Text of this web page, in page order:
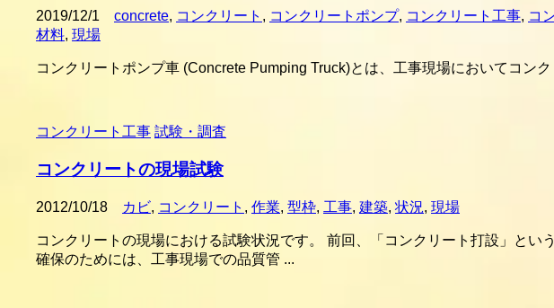
2019/12/1 concrete, コンクリート , コンクリートポンプ, コンクリート工事, コ
材料, 現場
コンクリートポンプ車 (Concrete Pumping Truck)とは、工事現場においてコン
コンクリート工事 試験・調査
コンクリートの現場試験
2012/10/18 カビ, コンクリート , 作業, 型枠, 工事, 建築, 状況, 現場
コンクリートの現場における試験状況です。 前回、「コンクリート打設」と
確保のためには、工事現場での品質管 ...